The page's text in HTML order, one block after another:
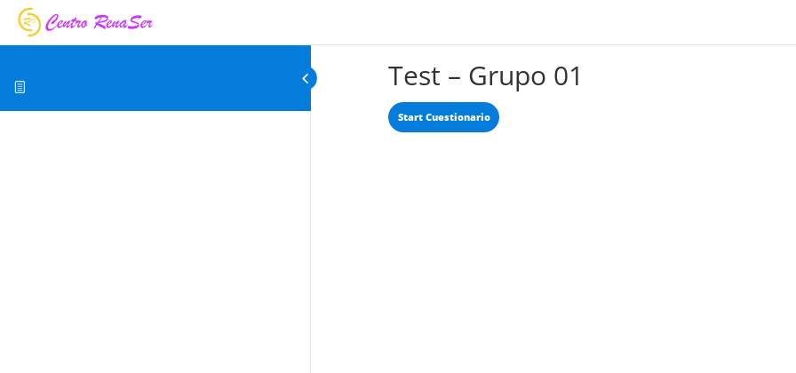
Test – Grupo 01